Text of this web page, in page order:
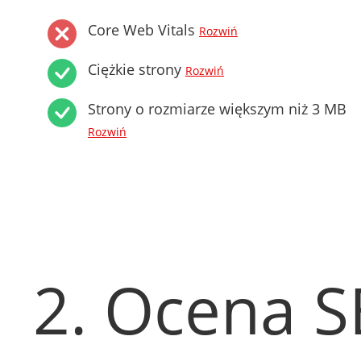
Core Web Vitals Rozwiń
Ciężkie strony Rozwiń
Strony o rozmiarze większym niż 3 MB
Rozwiń
2. Ocena